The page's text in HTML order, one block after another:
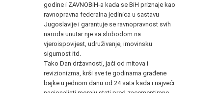
godine i ZAVNOBiH-a kada se BiH priznaje kao
ravnopravna federalna jedinica u sastavu
Jugoslavije i garantuje se ravnopravnost svih
naroda unutar nje sa slobodom na
vjeroispovijest, udruživanje, imovinsku
sigurnost itd.
Tako Dan državnosti, jači od mitova i
revizionizma, krši sve te godinama građene
bajke u jednom danu od 24 sata kada i najveći